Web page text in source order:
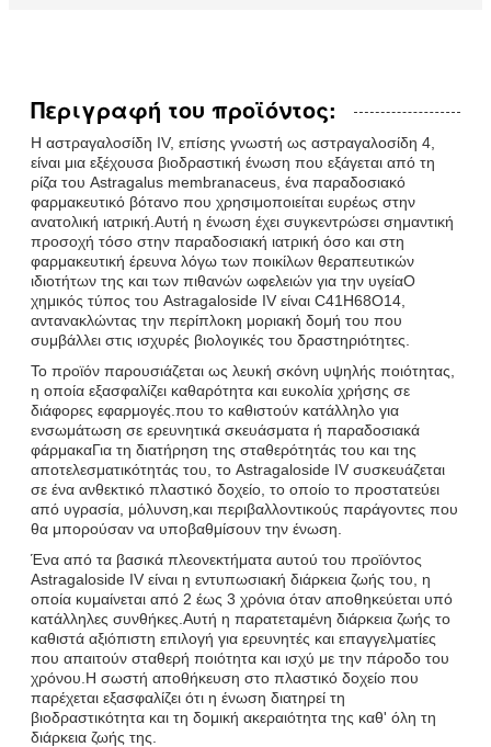
Περιγραφή του προϊόντος:
Η αστραγαλοσίδη IV, επίσης γνωστή ως αστραγαλοσίδη 4,
είναι μια εξέχουσα βιοδραστική ένωση που εξάγεται από τη
ρίζα του Astragalus membranaceus, ένα παραδοσιακό
φαρμακευτικό βότανο που χρησιμοποιείται ευρέως στην
ανατολική ιατρική.Αυτή η ένωση έχει συγκεντρώσει σημαντική
προσοχή τόσο στην παραδοσιακή ιατρική όσο και στη
φαρμακευτική έρευνα λόγω των ποικίλων θεραπευτικών
ιδιοτήτων της και των πιθανών ωφελειών για την υγείαΟ
χημικός τύπος του Astragaloside IV είναι C41H68O14,
αντανακλώντας την περίπλοκη μοριακή δομή του που
συμβάλλει στις ισχυρές βιολογικές του δραστηριότητες.
Το προϊόν παρουσιάζεται ως λευκή σκόνη υψηλής ποιότητας,
η οποία εξασφαλίζει καθαρότητα και ευκολία χρήσης σε
διάφορες εφαρμογές.που το καθιστούν κατάλληλο για
ενσωμάτωση σε ερευνητικά σκευάσματα ή παραδοσιακά
φάρμακαΓια τη διατήρηση της σταθερότητάς του και της
αποτελεσματικότητάς του, το Astragaloside IV συσκευάζεται
σε ένα ανθεκτικό πλαστικό δοχείο, το οποίο το προστατεύει
από υγρασία, μόλυνση,και περιβαλλοντικούς παράγοντες που
θα μπορούσαν να υποβαθμίσουν την ένωση.
Ένα από τα βασικά πλεονεκτήματα αυτού του προϊόντος
Astragaloside IV είναι η εντυπωσιακή διάρκεια ζωής του, η
οποία κυμαίνεται από 2 έως 3 χρόνια όταν αποθηκεύεται υπό
κατάλληλες συνθήκες.Αυτή η παρατεταμένη διάρκεια ζωής το
καθιστά αξιόπιστη επιλογή για ερευνητές και επαγγελματίες
που απαιτούν σταθερή ποιότητα και ισχύ με την πάροδο του
χρόνου.Η σωστή αποθήκευση στο πλαστικό δοχείο που
παρέχεται εξασφαλίζει ότι η ένωση διατηρεί τη
βιοδραστικότητα και τη δομική ακεραιότητα της καθ' όλη τη
διάρκεια ζωής της.